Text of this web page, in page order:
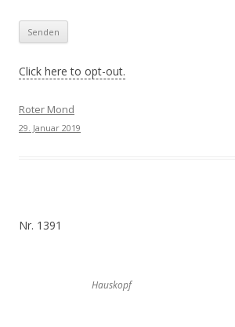
Click here to opt-out.
Roter Mond
29. Januar 2019
Nr. 1391
Hauskopf